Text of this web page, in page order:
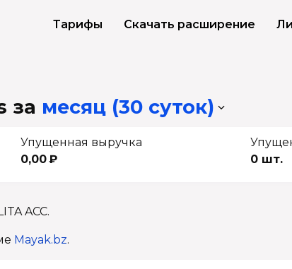
Тарифы Скачать расширение
за месяц (30 суток)
Упущенная выручка
0,00 ₽
0 шт.
ACC.
Mayak.bz.